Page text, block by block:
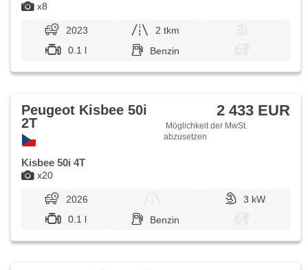
x8
2023
2 tkm
0.1 l
Benzin
x20
Peugeot Kisbee 50i
2T
2 433 EUR
Möglichkeit der MwSt.
abzusetzen
Kisbee 50i 4T
2026
3 kW
0.1 l
Benzin